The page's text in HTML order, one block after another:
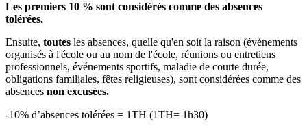
Les premiers 10 % sont considérés comme des absences
tolérées.
Ensuite, toutes les absences, quelle qu'en soit la raison (événements
organisés à l'école ou au nom de l'école, réunions ou entretiens
professionnels, événements sportifs, maladie de courte durée,
obligations familiales, fêtes religieuses), sont considérées comme des
absences non excusées.
-10% d’absences tolérées = 1TH (1TH= 1h30)